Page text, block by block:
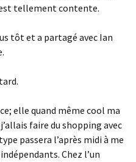
tellement contente.
tôt et a partagé avec Ian
elle quand même cool ma
faire du shopping avec
passera l’après midi à me
Chez l’un